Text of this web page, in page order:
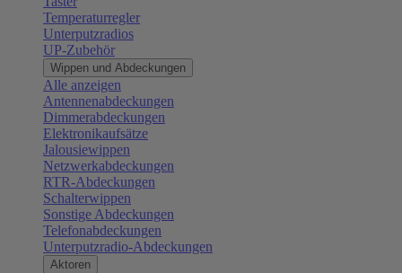
Temperaturregler
Unterputzradios
UP-Zubehör
Wippen und Abdeckungen
Alle anzeigen
Antennenabdeckungen
Dimmerabdeckungen
Elektronikaufsätze
Jalousiewippen
Netzwerkabdeckungen
RTR-Abdeckungen
Schalterwippen
Sonstige Abdeckungen
Telefonabdeckungen
Unterputzradio-Abdeckungen
Aktoren